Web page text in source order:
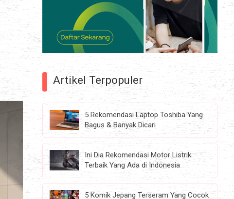
Artikel Terpopuler
5 Rekomendasi Laptop Toshiba Yang
Bagus & Banyak Dicari
Ini Dia Rekomendasi Motor Listrik
Terbaik Yang Ada di Indonesia
5 Komik Jepang Terseram Yang Cocok